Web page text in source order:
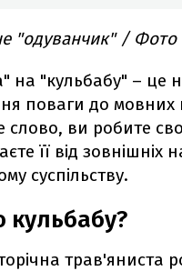
"одуванчик" / Фото
на "кульбабу" – це
поваги до
слово, ви робите
її від зовнішніх
суспільству.
трав'яниста